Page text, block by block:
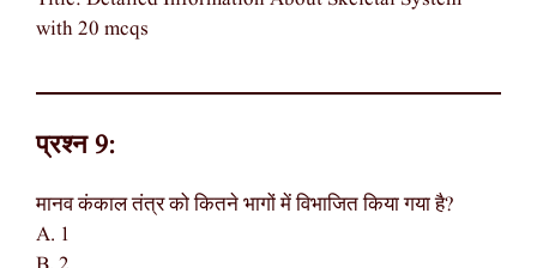
with 20 mcqs
प्रश्न 9:
मानव कंकाल तंत्र को कितने भागों में विभाजित किया गया है?
A. 1